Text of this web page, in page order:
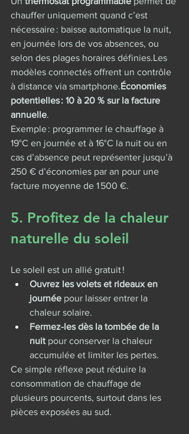
chauffer uniquement quand c’est
nécessaire : baisse automatique la nuit,
en journée lors de vos absences, ou
selon des plages horaires définies.Les
modèles connectés offrent un contrôle
à distance via smartphone.Économies
potentielles : 10 à 20 % sur la facture
annuelle.
Exemple : programmer le chauffage à
19°C en journée et à 16°C la nuit ou en
cas d’absence peut représenter jusqu’à
250 € d’économies par an pour une
facture moyenne de 1 500 €.
5. Profitez de la chaleur
naturelle du soleil
Le soleil est un allié gratuit !
Ouvrez les volets et rideaux en
journée pour laisser entrer la
chaleur solaire.
Fermez-les dès la tombée de la
nuit pour conserver la chaleur
accumulée et limiter les pertes.
Ce simple réflexe peut réduire la
consommation de chauffage de
plusieurs pourcents, surtout dans les
pièces exposées au sud.